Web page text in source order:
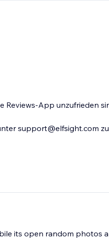
Reviews-App unzufrieden
support@elfsight.com
its open random photos